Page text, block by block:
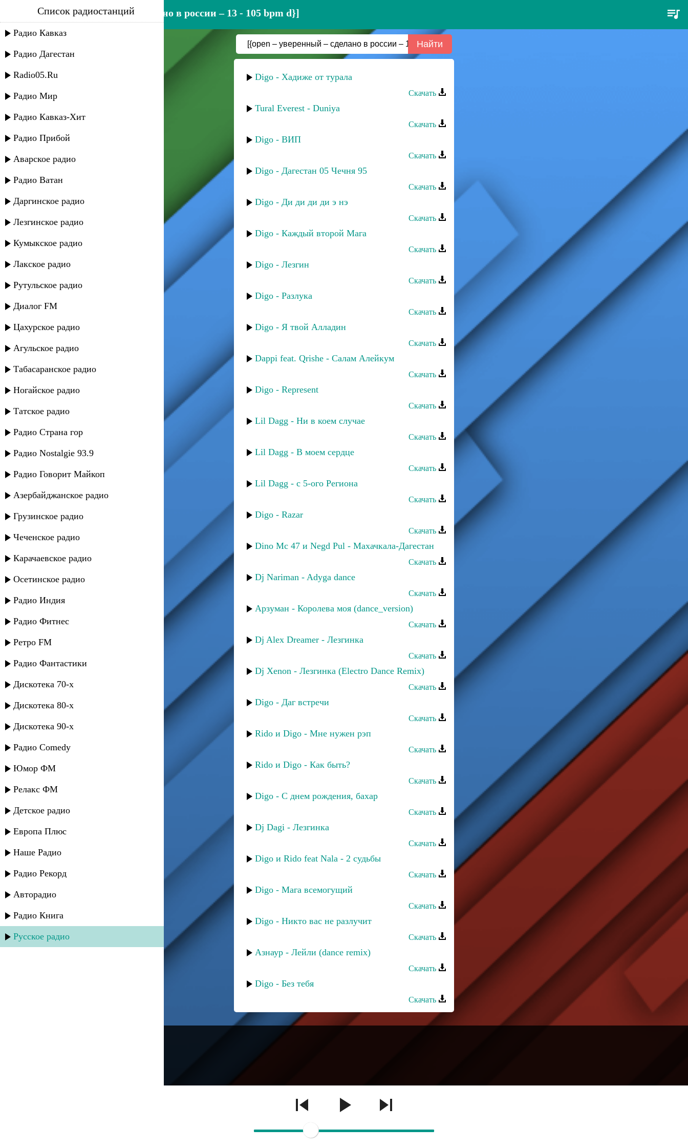
[{open – уверенный – сделано в россии – 13 - 105 bpm d}]
Список радиостанций
Радио Кавказ
Радио Дагестан
Radio05.Ru
Радио Мир
Радио Кавказ-Хит
Радио Прибой
Аварское радио
Радио Ватан
Даргинское радио
Лезгинское радио
Кумыкское радио
Лакское радио
Рутульское радио
Диалог FM
Цахурское радио
Агульское радио
Табасаранское радио
Ногайское радио
Татское радио
Радио Страна гор
Радио Nostalgie 93.9
Радио Говорит Майкоп
Азербайджанское радио
Грузинское радио
Чеченское радио
Карачаевское радио
Осетинское радио
Радио Индия
Радио Фитнес
Ретро FM
Радио Фантастики
Дискотека 70-х
Дискотека 80-х
Дискотека 90-х
Радио Comedy
Юмор ФМ
Релакс ФМ
Детское радио
Европа Плюс
Наше Радио
Радио Рекорд
Авторадио
Радио Книга
Русское радио
Digo - Хадиже от турала
Скачать
Tural Everest - Duniya
Скачать
Digo - ВИП
Скачать
Digo - Дагестан 05 Чечня 95
Скачать
Digo - Ди ди ди ди э нэ
Скачать
Digo - Каждый второй Мага
Скачать
Digo - Лезгин
Скачать
Digo - Разлука
Скачать
Digo - Я твой Алладин
Скачать
Dappi feat. Qrishe - Салам Алейкум
Скачать
Digo - Represent
Скачать
Lil Dagg - Ни в коем случае
Скачать
Lil Dagg - В моем сердце
Скачать
Lil Dagg - с 5-ого Региона
Скачать
Digo - Razar
Скачать
Dino Mc 47 и Negd Pul - Махачкала-Дагестан
Скачать
Dj Nariman - Adyga dance
Скачать
Арзуман - Королева моя (dance_version)
Скачать
Dj Alex Dreamer - Лезгинка
Скачать
Dj Xenon - Лезгинка (Electro Dance Remix)
Скачать
Digo - Даг встречи
Скачать
Rido и Digo - Мне нужен рэп
Скачать
Rido и Digo - Как быть?
Скачать
Digo - С днем рождения, бахар
Скачать
Dj Dagi - Лезгинка
Скачать
Digo и Rido feat Nala - 2 судьбы
Скачать
Digo - Мага всемогущий
Скачать
Digo - Никто вас не разлучит
Скачать
Азнаур - Лейли (dance remix)
Скачать
Digo - Без тебя
Скачать